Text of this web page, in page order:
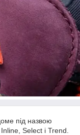
під назвою
Select і Trend.